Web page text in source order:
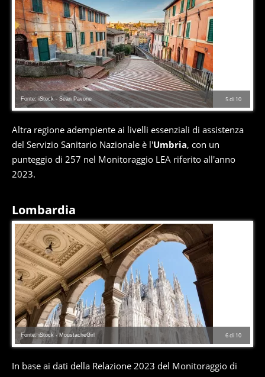
5di 10
Fonte: iStock - Sean Pavone
Altra regione adempiente ai livelli essenziali di assistenza
del Servizio Sanitario Nazionale è l'Umbria, con un
punteggio di 257 nel Monitoraggio LEA riferito all'anno
2023.
Lombardia
6di 10
Fonte: iStock - MoustacheGirl
In base ai dati della Relazione 2023 del Monitoraggio di